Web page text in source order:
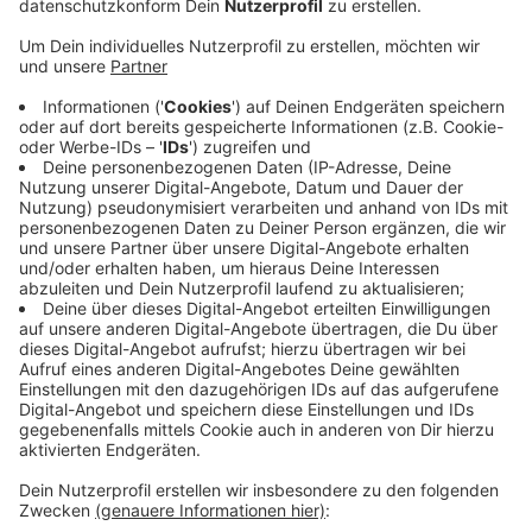
Am Vormittag hatten sich mehrere Protestzüge vom
Klimacamp aus zu mehreren Zufahrtsstraßen des
Tagebaus begeben. Sie sorgten dafür, dass einige
LKW nicht zum Tagebau durch kamen. Weil sie sich
dabei zum Teil auf RWE-Gelände aufhielten, stellte
der Konzern eine Strafanzeige wegen
Hausfriedensbruchs. Die Staatsanwaltschaft
bewertete die Blockaden zudem als Nötigung. Die
Polizei räumte sie und nahm die Personalien auf. Bei 20
Demonstranten war das zunächst nicht möglich. Sie
wurden vorläufig festgenommen, sind inzwischen aber
wieder frei.